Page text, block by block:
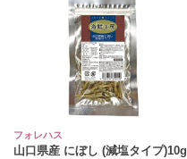
フォレハス
山口県産 にぼし (減塩タイプ)10g